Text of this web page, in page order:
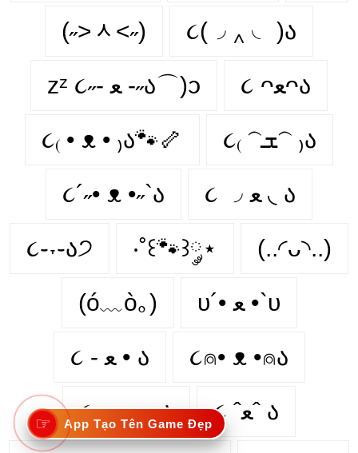
(˶˃ᆺ˂˶) ૮(◞ ‸ ◟ )ა
zᶻ ૮˶- ﻌ -˶ა⌒)ᦱ ૮ ᴖﻌᴖა
૮₍ • ᴥ • ₎ა🐾🦴 ૮₍ 𝁽ܫ𝁽 ₎ა
૮´˶• ᴥ •˶`ა ૮ ◞ ﻌ ◟ ა
૮֊˕֊ა੭ ‧˚꒰🐾꒱༘⋆ (..◜ᴗ◝..)
(ó﹏ò｡) υ´• ﻌ •`υ
૮ - ﻌ • ა ૮⍝• ᴥ •⍝ა
૮◞ ‸ ◟ ა ૮ ˆﻌˆ ა ☞ App Tạo Tên Game Đẹp